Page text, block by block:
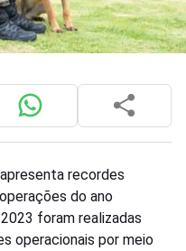
recordes
do ano
foram realizadas
operacionais por meio